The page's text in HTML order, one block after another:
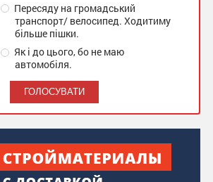
Пересяду на громадський
транспорт/ велосипед. Ходитиму
більше пішки.
Як і до цього, бо не маю
автомобіля.